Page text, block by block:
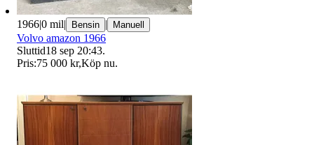
1966|0 mil| Bensin | Manuell
Volvo amazon 1966
Sluttid18 sep 20:43.
Pris:75 000 kr,Köp nu.